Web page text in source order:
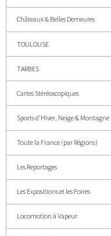
Châteaux & Belles Demeures
TOULOUSE
TARBES
Cartes Stéréoscopiques
Sports d'Hiver, Neige & Montagne
Toute la France (par Régions)
Les Reportages
Les Expositions et les Foires
Locomotion à Vapeur